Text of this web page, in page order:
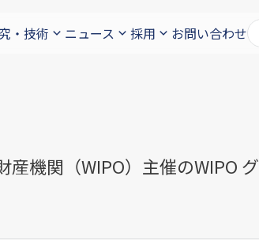
・技術 ニュース 採用 お問い合わせ
産機関（WIPO）主催のWIPO